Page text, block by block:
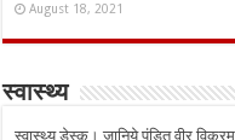
August 18, 2021
स्वास्थ्य
स्वास्थ्य डेस्क। जानिये पंडित वीर